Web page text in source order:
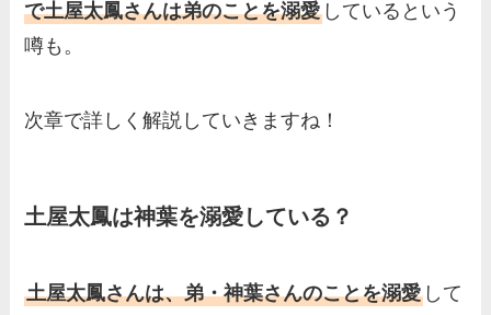
で土屋太鳳さんは弟のことを溺愛 しているという
噂も。
次章で詳しく解説していきますね！
土屋太鳳は神葉を溺愛している？
土屋太鳳さんは、弟・神葉さんのことを溺愛 して